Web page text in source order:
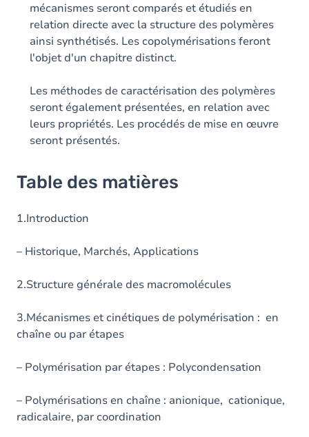
mécanismes seront comparés et étudiés en
relation directe avec la structure des polymères
ainsi synthétisés. Les copolymérisations feront
l'objet d'un chapitre distinct.
Les méthodes de caractérisation des polymères
seront également présentées, en relation avec
leurs propriétés. Les procédés de mise en œuvre
seront présentés.
Table des matières
1.Introduction
– Historique, Marchés, Applications
2.Structure générale des macromolécules
3.Mécanismes et cinétiques de polymérisation : en
chaîne ou par étapes
– Polymérisation par étapes : Polycondensation
– Polymérisations en chaîne : anionique, cationique,
radicalaire, par coordination